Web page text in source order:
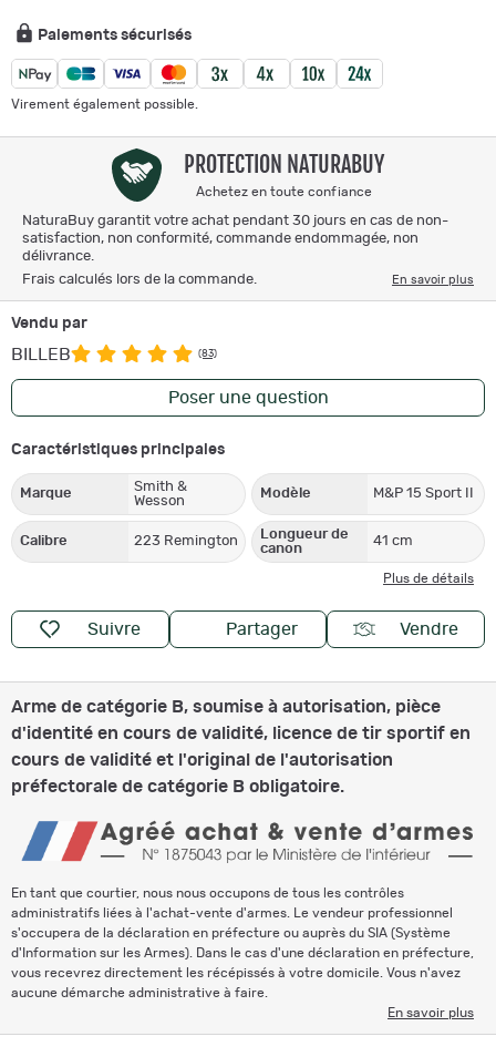
Paiements sécurisés
Virement également possible.
PROTECTION NATURABUY
Achetez en toute confiance
NaturaBuy garantit votre achat pendant 30 jours en cas de non-
satisfaction, non conformité, commande endommagée, non
délivrance.
Frais calculés lors de la commande.
En savoir plus
Vendu par
BILLEB (83)
Poser une question
Caractéristiques principales
Marque
Smith &
Wesson
Modèle M&P 15 Sport II
Calibre 223 Remington
Longueur de
canon
41 cm
Plus de détails
Suivre Partager Vendre
Arme de catégorie B, soumise à autorisation, pièce
d'identité en cours de validité, licence de tir sportif en
cours de validité et l'original de l'autorisation
préfectorale de catégorie B obligatoire.
En tant que courtier, nous nous occupons de tous les contrôles
administratifs liées à l'achat-vente d'armes. Le vendeur professionnel
s'occupera de la déclaration en préfecture ou auprès du SIA (Système
d'Information sur les Armes). Dans le cas d'une déclaration en préfecture,
vous recevrez directement les récépissés à votre domicile. Vous n'avez
aucune démarche administrative à faire.
En savoir plus